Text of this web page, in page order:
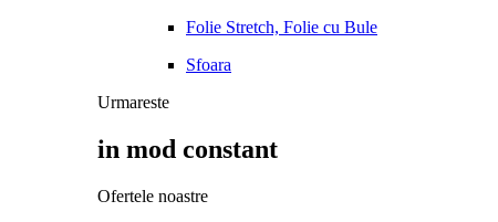
Folie Stretch, Folie cu Bule
Sfoara
Urmareste
in mod constant
Ofertele noastre